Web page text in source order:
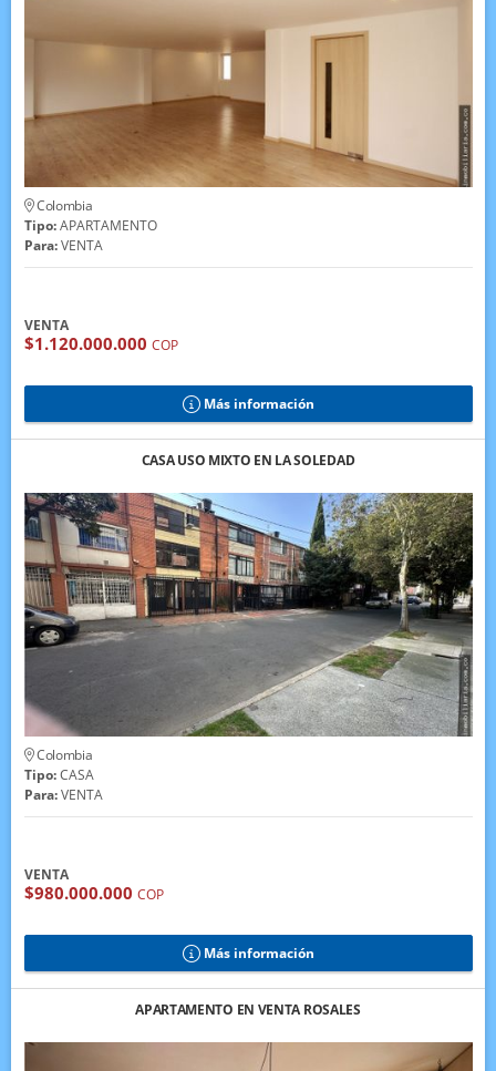
Colombia
Tipo:APARTAMENTO
Para:VENTA
VENTA
$1.120.000.000 COP
Más información
CASA USO MIXTO EN LA SOLEDAD
Colombia
Tipo:CASA
Para:VENTA
VENTA
$980.000.000 COP
Más información
APARTAMENTO EN VENTA ROSALES